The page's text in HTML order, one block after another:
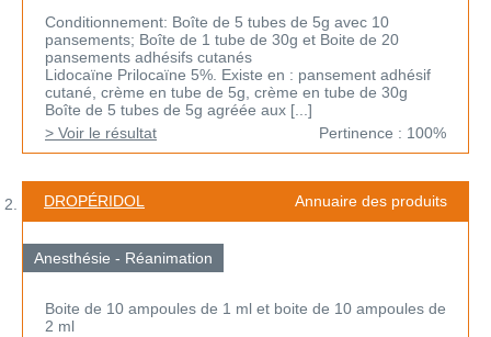
Conditionnement: Boîte de 5 tubes de 5g avec 10
pansements; Boîte de 1 tube de 30g et Boite de 20
pansements adhésifs cutanés
Lidocaïne Prilocaïne 5%. Existe en : pansement adhésif
cutané, crème en tube de 5g, crème en tube de 30g
Boîte de 5 tubes de 5g agréée aux [...]
> Voir le résultat
Pertinence : 100%
DROPÉRIDOL Annuaire des produits
Anesthésie - Réanimation
Boite de 10 ampoules de 1 ml et boite de 10 ampoules de
2 ml